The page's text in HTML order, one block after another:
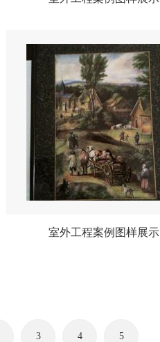
室外工程案例图样展示
3 4 5